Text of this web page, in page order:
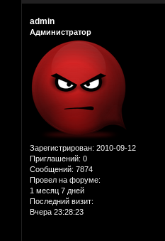
admin
Администратор
Зарегистрирован: 2010-09-12
Приглашений: 0
Сообщений: 7874
Провел на форуме:
1 месяц 7 дней
Последний визит:
Вчера 23:28:23